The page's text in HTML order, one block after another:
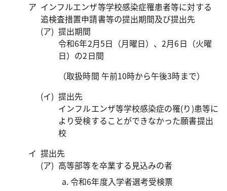
インフルエンザ等学校感染症罹患者等に対する
追検査措置申請書等の提出期間及び提出先
提出期間
令和6年2月5日（月曜日）、2月6日（火曜
日）の2日間
（取扱時間 午前10時から午後3時まで）
提出先
インフルエンザ等学校感染症の罹(り)患等に
より受検することができなかった願書提出
校
提出先
高等部等を卒業する見込みの者
令和6年度入学者選考受検票